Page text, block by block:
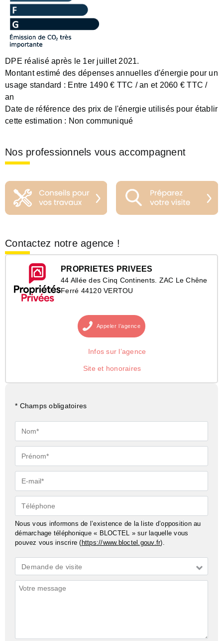
DPE réalisé après le 1er juillet 2021.
Montant estimé des dépenses annuelles d'énergie pour un
usage standard : Entre 1490 € TTC / an et 2060 € TTC /
an
Date de référence des prix de l'énergie utilisés pour établir
cette estimation : Non communiqué
Nos professionnels vous accompagnent
Contactez notre agence !
PROPRIETES PRIVEES
44 Allée des Cinq Continents. ZAC Le Chêne
Ferré 44120 VERTOU
Appeler l’agence
Infos sur l’agence
Site et honoraires
* Champs obligatoires
Nom*
Prénom*
E-
mail*
Téléphone
Nous vous informons de l’existence de la liste d’opposition au
démarchage téléphonique « BLOCTEL » sur laquelle vous
pouvez vous inscrire ( https://www.bloctel.gouv.fr).
Demande
*
Demande de visite
Commentaires